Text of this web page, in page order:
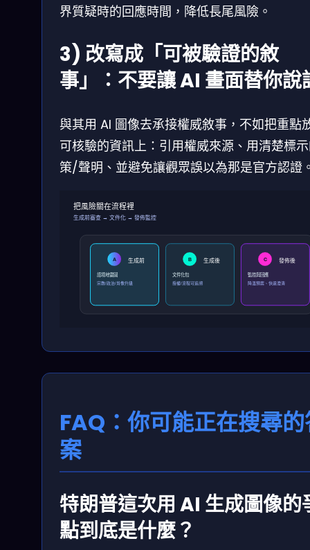
界質疑時的回應時間，降低長尾風險。
3) 改寫成「可被驗證的敘
事」：不要讓 AI 畫面替你說
與其用 AI 圖像去承接權威敘事，不如把重點
可核驗的資訊上：引用權威來源、用清楚標
策/聲明、並避免讓觀眾誤以為那是官方認證
把風險關在流程裡
生成前審查 → 文件化 → 發佈監控
A 生成前
語境地雷圖
宗教/政治/肖像升級
B 生成後
文件化包
授權/流程可追溯
C 發佈後
監控與回應
降溫預案、快速澄清
FAQ：你可能正在搜尋
案
特朗普這次用 AI 生成圖像的
點到底是什麼？